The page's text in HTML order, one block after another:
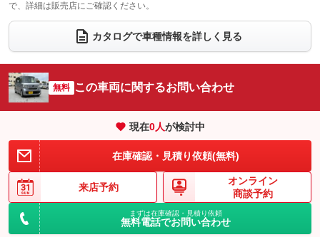
ウォークスルー
：装備なし
電動リアゲート フロントカメラ
：装備なし
：装備なし ：装備なし
サイドカメラ
：装備なし ルーフレール
：装備なし
：装備なし
：装備なし
で、詳細は販売店にご確認ください。
カタログで車種情報を詳しく見る
無料 この車両に関するお問い合わせ
現在0人が検討中
在庫確認・見積り依頼(無料)
来店予約
オンライン
商談予約
まずは在庫確認・見積り依頼
無料電話でお問い合わせ